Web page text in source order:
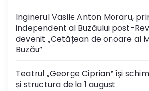
Inginerul Vasile Anton Moraru,
independent al Buzăului post-
devenit „Cetățean de onoare al
Buzău”
Teatrul „George Ciprian” își
și structura de la 1 august